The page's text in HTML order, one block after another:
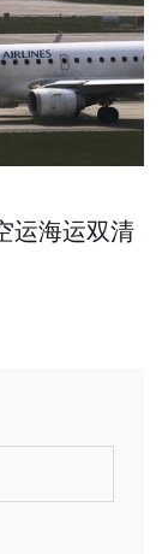
运海运双清